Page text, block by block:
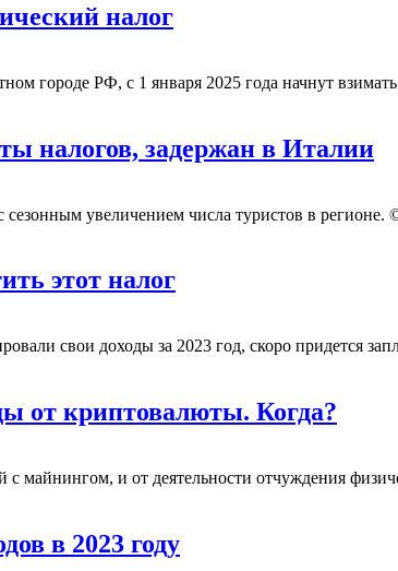
налог
городе РФ, с 1 января 2025 года начнут
налогов, задержан в Италии
увеличением числа туристов в
этот налог
свои доходы за 2023 год, скоро придется
от криптовалюты. Когда?
майнингом, и от деятельности отчуждения
в 2023 году